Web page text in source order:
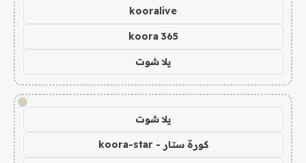
kooralive
koora 365
يلا شوت
!
يلا شوت
كورة ستار - koora-star